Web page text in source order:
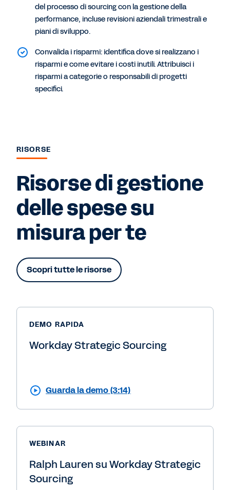
del processo di sourcing con la gestione della
performance, incluse revisioni aziendali trimestrali e
piani di sviluppo.
Convalida i risparmi: identifica dove si realizzano i
risparmi e come evitare i costi inutili. Attribuisci i
risparmi a categorie o responsabili di progetti
specifici.
RISORSE
Risorse di gestione
delle spese su
misura per te
Scopri tutte le risorse
DEMO RAPIDA
Workday Strategic Sourcing
Guarda la demo (3:14)
WEBINAR
Ralph Lauren su Workday Strategic
Sourcing